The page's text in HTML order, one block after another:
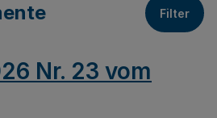
Filter
Nr. 23 vom